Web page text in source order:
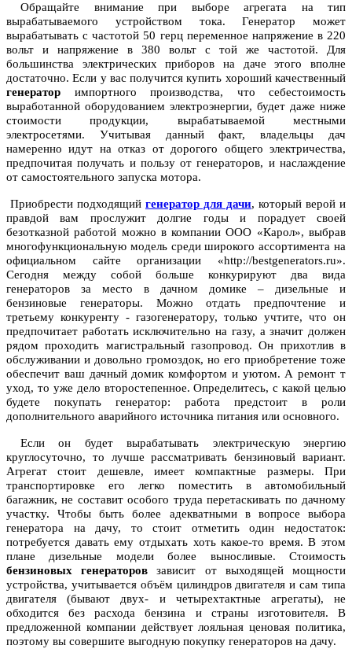
Обращайте внимание при выборе агрегата на тип
вырабатываемого устройством тока. Генератор может
вырабатывать с частотой 50 герц переменное напряжение в 220
вольт и напряжение в 380 вольт с той же частотой. Для
большинства электрических приборов на даче этого вполне
достаточно. Если у вас получится купить хороший качественный
генератор импортного производства, что себестоимость
выработанной оборудованием электроэнергии, будет даже ниже
стоимости продукции, вырабатываемой местными
электросетями. Учитывая данный факт, владельцы дач
намеренно идут на отказ от дорогого общего электричества,
предпочитая получать и пользу от генераторов, и наслаждение
от самостоятельного запуска мотора.
Приобрести подходящий генератор для дачи, который верой и
правдой вам прослужит долгие годы и порадует своей
безотказной работой можно в компании ООО «Карол», выбрав
многофункциональную модель среди широкого ассортимента на
официальном сайте организации «http://bestgenerators.ru».
Сегодня между собой больше конкурируют два вида
генераторов за место в дачном домике – дизельные и
бензиновые генераторы. Можно отдать предпочтение и
третьему конкуренту - газогенератору, только учтите, что он
предпочитает работать исключительно на газу, а значит должен
рядом проходить магистральный газопровод. Он прихотлив в
обслуживании и довольно громоздок, но его приобретение тоже
обеспечит ваш дачный домик комфортом и уютом. А ремонт т
уход, то уже дело второстепенное. Определитесь, с какой целью
будете покупать генератор: работа предстоит в роли
дополнительного аварийного источника питания или основного.
Если он будет вырабатывать электрическую энергию
круглосуточно, то лучше рассматривать бензиновый вариант.
Агрегат стоит дешевле, имеет компактные размеры. При
транспортировке его легко поместить в автомобильный
багажник, не составит особого труда перетаскивать по дачному
участку. Чтобы быть более адекватными в вопросе выбора
генератора на дачу, то стоит отметить один недостаток:
потребуется давать ему отдыхать хоть какое-то время. В этом
плане дизельные модели более выносливые. Стоимость
бензиновых генераторов зависит от выходящей мощности
устройства, учитывается объём цилиндров двигателя и сам типа
двигателя (бывают двух- и четырехтактные агрегаты), не
обходится без расхода бензина и страны изготовителя. В
предложенной компании действует лояльная ценовая политика,
поэтому вы совершите выгодную покупку генераторов на дачу.